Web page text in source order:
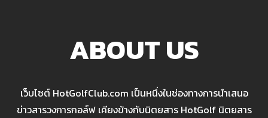
ABOUT US
เว็บไซต์ HotGolfClub.com เป็นหนึ่งในช่องทางการนำเสนอ
ข่าวสารวงการกอล์ฟ เคียงข้างกับนิตยสาร HotGolf นิตยสาร